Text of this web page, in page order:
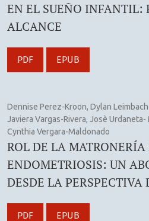
EN EL SUEÑO INFANTIL:
ALCANCE
PDF EPUB
Dennise Perez-Kroon, Dylan
Javiera Vargas-Rivera, Josè Urdaneta-
Cynthia Vergara-Maldonado
ROL DE LA
ENDOMETRIOSIS: UN
DESDE LA PERSPECTIVA
PDF EPUB